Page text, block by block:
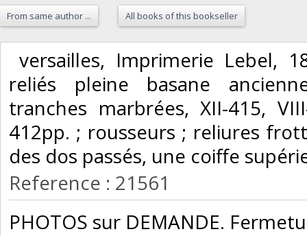
From same author ... All books of this bookseller
versailles, Imprimerie Lebel,
reliés pleine basane
tranches marbrées, XII-415,
412pp. ; rousseurs ; reliures
des dos passés, une coiffe
Reference : 21561
‎PHOTOS sur DEMANDE.